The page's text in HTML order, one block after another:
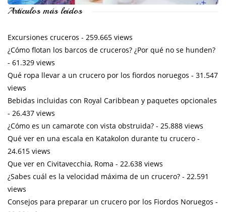
Artículos más leídos
Excursiones cruceros - 259.665 views
¿Cómo flotan los barcos de cruceros? ¿Por qué no se hunden?
- 61.329 views
Qué ropa llevar a un crucero por los fiordos noruegos - 31.547
views
Bebidas incluidas con Royal Caribbean y paquetes opcionales
- 26.437 views
¿Cómo es un camarote con vista obstruida? - 25.888 views
Qué ver en una escala en Katakolon durante tu crucero -
24.615 views
Que ver en Civitavecchia, Roma - 22.638 views
¿Sabes cuál es la velocidad máxima de un crucero? - 22.591
views
Consejos para preparar un crucero por los Fiordos Noruegos -